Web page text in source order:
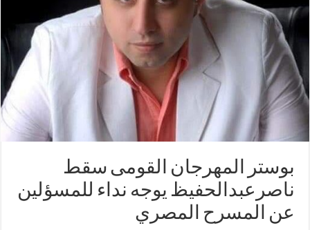
بوستر المهرجان القومى سقط
ناصرعبدالحفيظ يوجه نداء للمسؤلين
عن المسرح المصري